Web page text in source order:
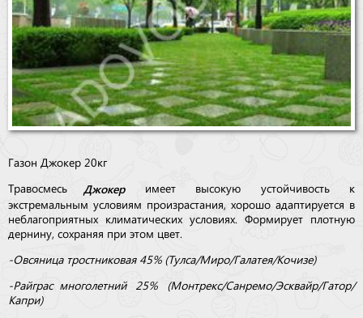
Доставка
Оптовикам
Газон Джокер 20кг
Травосмесь Джокер имеет высокую устойчивость к
экстремальным условиям произрастания, хорошо адаптируется в
неблагоприятных климатических условиях. Формирует плотную
дернину, сохраняя при этом цвет.
-Овсяница тростниковая 45% (Тулса/Миро/Галатея/Кочизе)
-Райграс многолетний 25% (Монтрекс/Санремо/Эсквайр/Гатор/
Капри)